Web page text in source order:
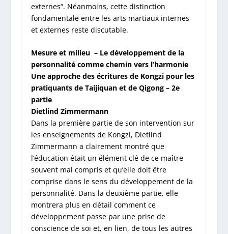
externes“. Néanmoins, cette distinction
fondamentale entre les arts martiaux internes
et externes reste discutable.
Mesure et milieu – Le développement de la
personnalité comme chemin vers l’harmonie
Une approche des écritures de Kongzi pour les
pratiquants de Taijiquan et de Qigong – 2e
partie
Dietlind Zimmermann
Dans la première partie de son intervention sur
les enseignements de Kongzi, Dietlind
Zimmermann a clairement montré que
l’éducation était un élément clé de ce maître
souvent mal compris et qu’elle doit être
comprise dans le sens du développement de la
personnalité. Dans la deuxième partie, elle
montrera plus en détail comment ce
développement passe par une prise de
conscience de soi et, en lien, de tous les autres